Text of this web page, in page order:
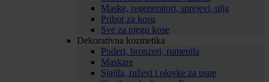
Maske, regeneratori, sprejevi, ulja
Pribor za kosu
Sve za njegu kose
Dekorativna kozmetika
Puderi, bronzeri, rumenila
Maskare
Sjajila, ruževi i olovke za usne